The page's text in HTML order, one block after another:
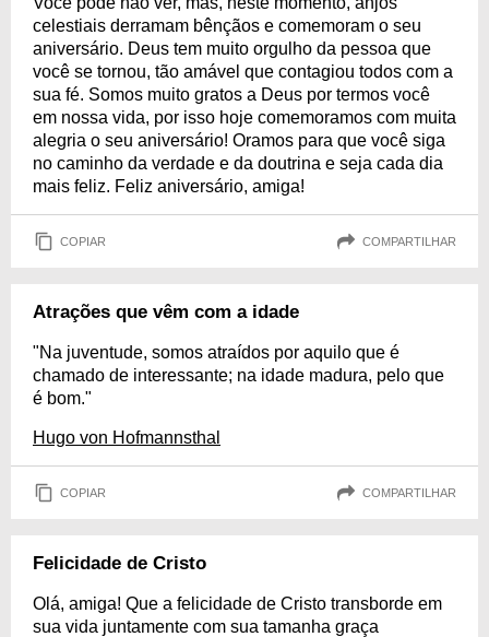
celestiais derramam bênçãos e comemoram o seu
aniversário. Deus tem muito orgulho da pessoa que
você se tornou, tão amável que contagiou todos com a
sua fé. Somos muito gratos a Deus por termos você
em nossa vida, por isso hoje comemoramos com muita
alegria o seu aniversário! Oramos para que você siga
no caminho da verdade e da doutrina e seja cada dia
mais feliz. Feliz aniversário, amiga!
COPIAR COMPARTILHAR
Atrações que vêm com a idade
"Na juventude, somos atraídos por aquilo que é
chamado de interessante; na idade madura, pelo que
é bom."
Hugo von Hofmannsthal
COPIAR COMPARTILHAR
Felicidade de Cristo
Olá, amiga! Que a felicidade de Cristo transborde em
sua vida juntamente com sua tamanha graça